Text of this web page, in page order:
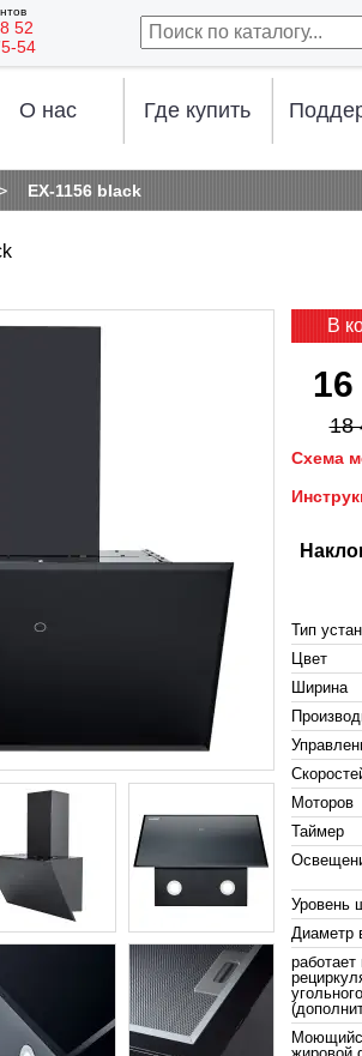
52
54
О нас Где купить
EX-1156 black
В
16
18
Схема
Тип
Цвет
Ширина
Моторов
Таймер
Уровень
Диаметр